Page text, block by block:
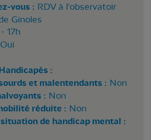
vous : RDV à l'observatoir
Ginoles
17h
Oui
:
et malentendants : Non
: Non
réduite : Non
de handicap mental :